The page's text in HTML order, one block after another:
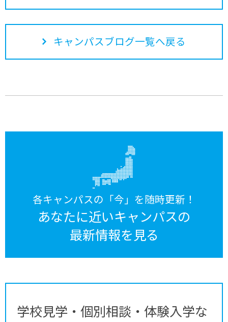
キャンパスブログ一覧へ戻る
各キャンパスの「今」を随時更新！
あなたに近いキャンパスの
最新情報を見る
学校見学・個別相談・体験入学な